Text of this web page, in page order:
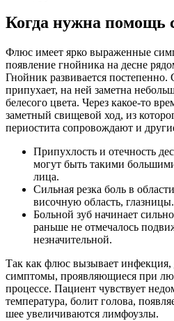
Когда нужна помощь
Флюс имеет ярко выраженные
появление гнойника на десне
Гнойник развивается постепенно.
припухает, на ней заметна
белесого цвета. Через какое-то
заметный свищевой ход, из
периостита сопровождают и
Припухлость и отечность
могут быть такими
лица.
Сильная резка боль в
височную область, глазницы.
Больной зуб начинает
раньше не отмечалось
незначительной.
Так как флюс вызывает инфекция,
симптомы, проявляющиеся при
процессе. Пациент чувствует
температура, болит голова,
шее увеличиваются лимфоузлы.